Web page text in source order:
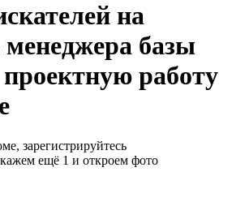
на
базы
работу
зарегистрируйтесь
ещё 1 и откроем фото